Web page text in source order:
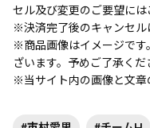
セル及び変更のご要望には
※決済完了後のキャンセル
※商品画像はイメージです
ざいます。予めご了承くだ
※当サイト内の画像と文章